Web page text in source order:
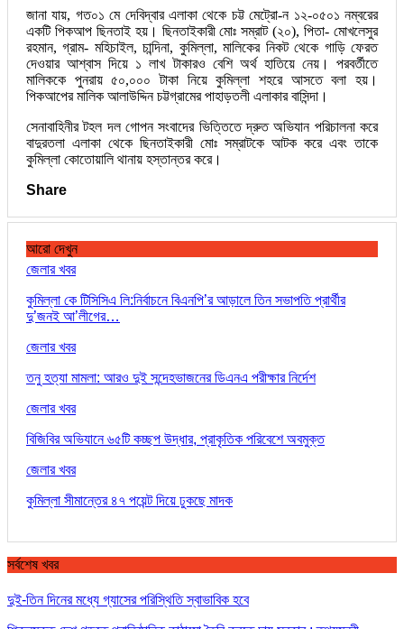
জানা যায়, গত০১ মে দেবিদ্বার এলাকা থেকে চট্ট মেট্রো-ন ১২-০৫০১ নম্বরের
একটি পিকআপ ছিনতাই হয়। ছিনতাইকারী মোঃ সম্রাট (২০), পিতা- মোখলেসুর
রহমান, গ্রাম- মহিচাইল, চান্দিনা, কুমিল্লা, মালিকের নিকট থেকে গাড়ি ফেরত
দেওয়ার আশ্বাস দিয়ে ১ লাখ টাকারও বেশি অর্থ হাতিয়ে নেয়। পরবর্তীতে
মালিককে পুনরায় ৫০,০০০ টাকা নিয়ে কুমিল্লা শহরে আসতে বলা হয়।
পিকআপের মালিক আলাউদ্দিন চট্টগ্রামের পাহাড়তলী এলাকার বাসিন্দা।
সেনাবাহিনীর টহল দল গোপন সংবাদের ভিত্তিতে দ্রুত অভিযান পরিচালনা করে
বাদুরতলা এলাকা থেকে ছিনতাইকারী মোঃ সম্রাটকে আটক করে এবং তাকে
কুমিল্লা কোতোয়ালি থানায় হস্তান্তর করে।
Share
আরো দেখুন
জেলার খবর
কুমিল্লা কে টিসিসিএ লি:নির্বাচনে বিএনপি’র আড়ালে তিন সভাপতি প্রার্থীর
দু’জনই আ’লীগের…
জেলার খবর
তনু হত্যা মামলা: আরও দুই সন্দেহভাজনের ডিএনএ পরীক্ষার নির্দেশ
জেলার খবর
বিজিবির অভিযানে ৬৫টি কচ্ছপ উদ্ধার, প্রাকৃতিক পরিবেশে অবমুক্ত
জেলার খবর
কুমিল্লা সীমান্তের ৪৭ পয়েন্ট দিয়ে ঢুকছে মাদক
সর্বশেষ খবর
দুই-তিন দিনের মধ্যে গ্যাসের পরিস্থিতি স্বাভাবিক হবে